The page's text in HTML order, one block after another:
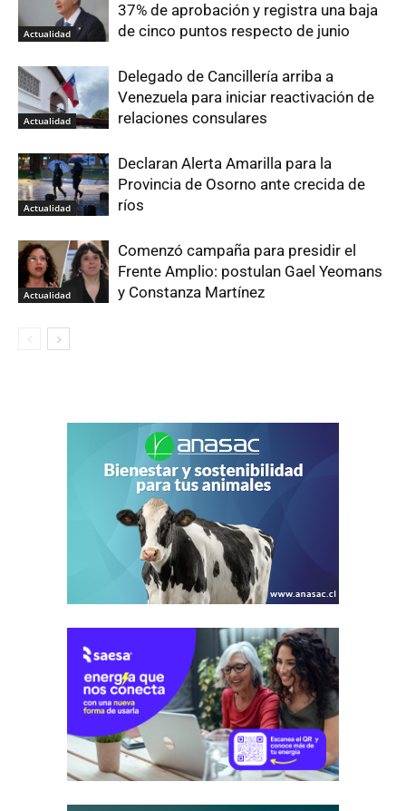
Actualidad
37% de aprobación y registra una baja
de cinco puntos respecto de junio
Actualidad
Delegado de Cancillería arriba a
Venezuela para iniciar reactivación de
relaciones consulares
Actualidad
Declaran Alerta Amarilla para la
Provincia de Osorno ante crecida de
ríos
Actualidad
Comenzó campaña para presidir el
Frente Amplio: postulan Gael Yeomans
y Constanza Martínez